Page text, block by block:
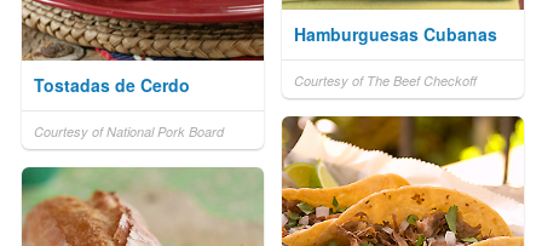
Hamburguesas Cubanas
Courtesy of The Beef Checkoff
Tostadas de Cerdo
Courtesy of National Pork Board